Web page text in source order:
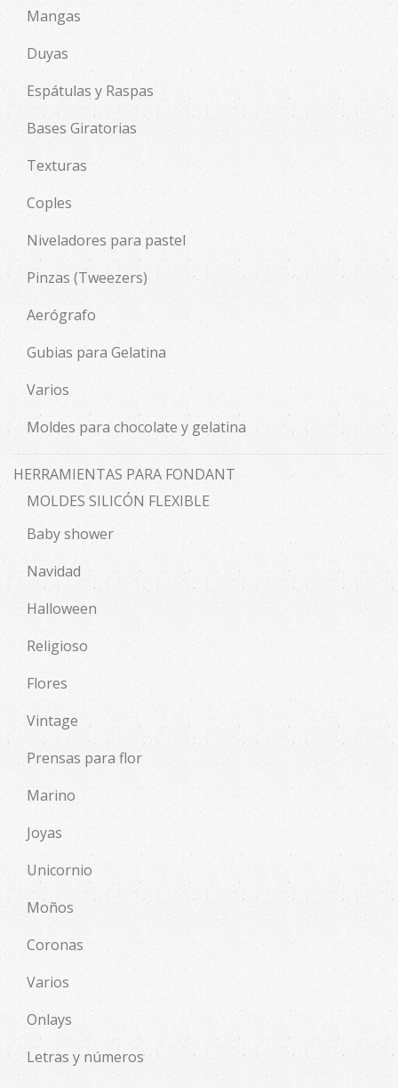
Mangas
Duyas
Espátulas y Raspas
Bases Giratorias
Texturas
Coples
Niveladores para pastel
Pinzas (Tweezers)
Aerógrafo
Gubias para Gelatina
Varios
Moldes para chocolate y gelatina
HERRAMIENTAS PARA FONDANT
MOLDES SILICÓN FLEXIBLE
Baby shower
Navidad
Halloween
Religioso
Flores
Vintage
Prensas para flor
Marino
Joyas
Unicornio
Moños
Coronas
Varios
Onlays
Letras y números